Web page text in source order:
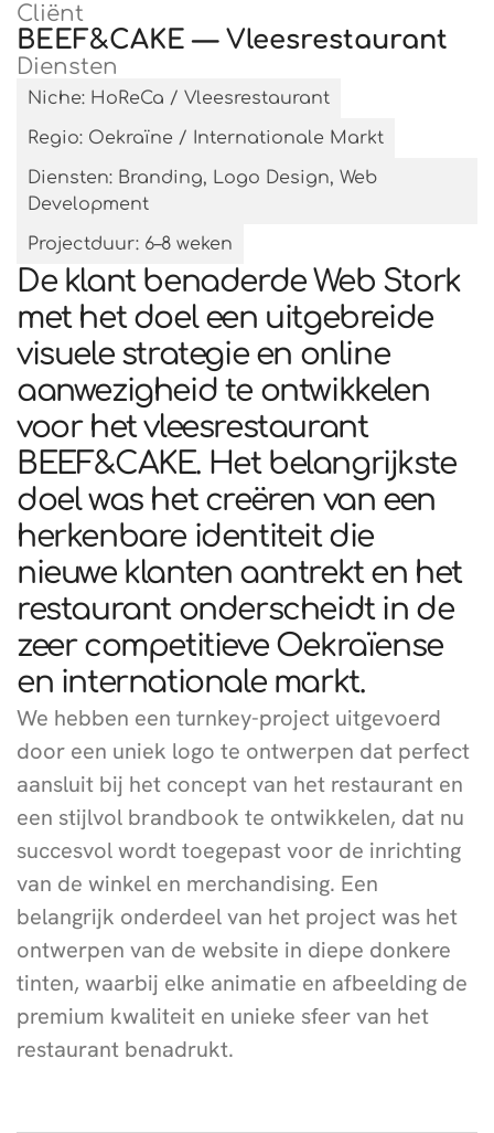
Cliënt
BEEF&CAKE — Vleesrestaurant
Diensten
Niche: HoReCa / Vleesrestaurant
Regio: Oekraïne / Internationale Markt
Diensten: Branding, Logo Design, Web
Development
Projectduur: 6–8 weken
De klant benaderde Web Stork
met het doel een uitgebreide
visuele strategie en online
aanwezigheid te ontwikkelen
voor het vleesrestaurant
BEEF&CAKE. Het belangrijkste
doel was het creëren van een
herkenbare identiteit die
nieuwe klanten aantrekt en het
restaurant onderscheidt in de
zeer competitieve Oekraïense
en internationale markt.
We hebben een turnkey-project uitgevoerd
door een uniek logo te ontwerpen dat perfect
aansluit bij het concept van het restaurant en
een stijlvol brandbook te ontwikkelen, dat nu
succesvol wordt toegepast voor de inrichting
van de winkel en merchandising. Een
belangrijk onderdeel van het project was het
ontwerpen van de website in diepe donkere
tinten, waarbij elke animatie en afbeelding de
premium kwaliteit en unieke sfeer van het
restaurant benadrukt.